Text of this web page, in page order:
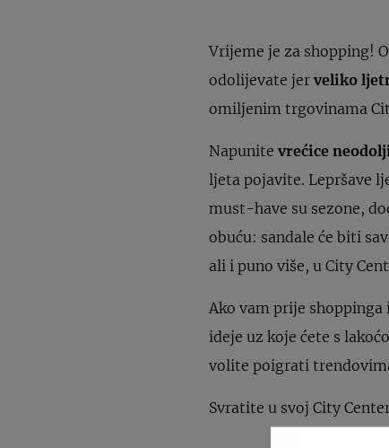
Vrijeme je za shopping!
odolijevate jerveliko
omiljenim trgovinama
Napunite vrećice
ljeta pojavite. Lepršave
must-have su sezone,
obuću: sandale će biti
ali i puno više, u City
Ako vam prije
ideje uz koje ćete s
volite poigrati
Svratite u svoj City